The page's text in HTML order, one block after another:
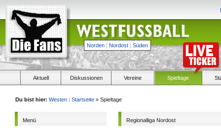
Norden | Nordost | Süden
Aktuell Diskussionen Vereine Spieltage
Du bist hier: Westen | Startseite » Spieltage
Menü Regionalliga Nordost